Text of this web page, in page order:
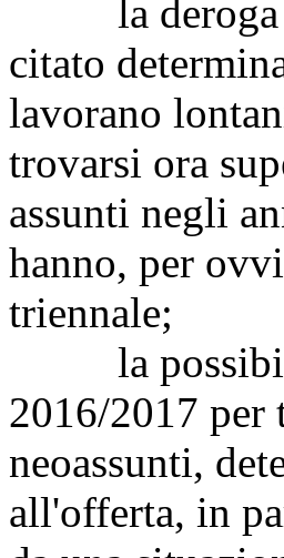
la deroga al
citato
lavorano
trovarsi ora
assunti negli
hanno, per
triennale;
la
2016/2017 per
neoassunti,
all'offerta, in